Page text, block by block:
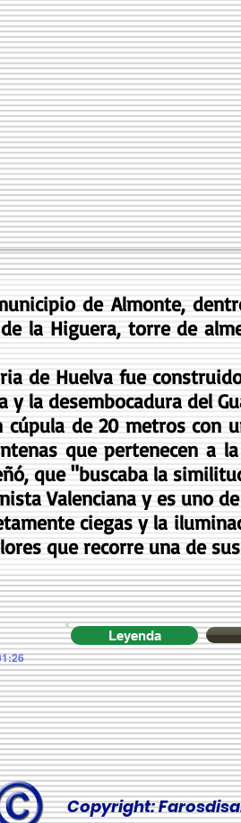
de Almonte,
la Higuera, torre de
de Huelva fue
la desembocadura del
de 20 metros
que pertenecen a
que "buscaba la
Valenciana y es uno
ciegas y la
que recorre una de
Leyenda
Copyright: